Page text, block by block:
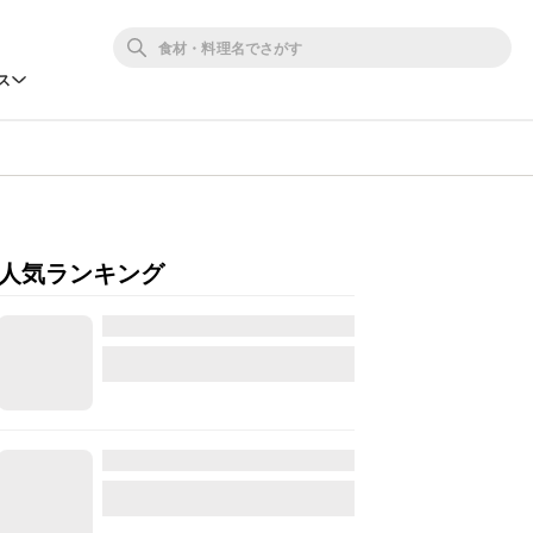
人気ランキング